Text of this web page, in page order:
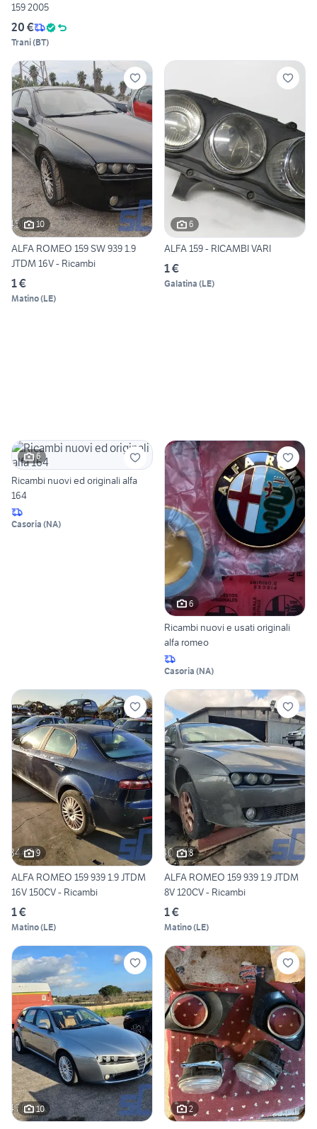
159 2005
20 €
Trani(BT)
10
ALFA ROMEO 159 SW 939 1.9
JTDM 16V - Ricambi
1 €
Matino(LE)
6
ALFA 159 - RICAMBI VARI
1 €
Galatina (LE)
6
Ricambi nuovi ed originali alfa
164
Casoria (NA)
6
Ricambi nuovi e usati originali
alfa romeo
Casoria (NA)
9
ALFA ROMEO 159 939 1.9 JTDM
16V 150CV - Ricambi
1 €
Matino(LE)
8
ALFA ROMEO 159 939 1.9 JTDM
8V 120CV - Ricambi
1 €
Matino(LE)
10 2